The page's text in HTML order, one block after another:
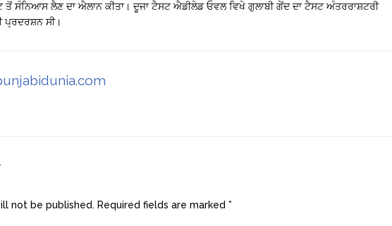
ਤੋਂ ਸੰਨਿਆਸ ਲੈਣ ਦਾ ਐਲਾਨ ਕੀਤਾ। ਦੂਜਾ ਟੈਸਟ ਐਡੀਲੇਡ ਓਵਲ ਵਿਖੇ ਗੁਲਾਬੀ ਗੇਂਦ ਦਾ ਟੈਸਟ ਅੰਤਰਰਾਸ਼ਟਰੀ
ਪ੍ਰਦਰਸ਼ਨ ਸੀ।
not be published. Required fields are marked *